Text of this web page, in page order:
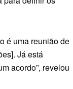
é uma reunião de
Já está
acordo”, revelou